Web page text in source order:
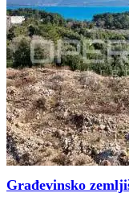
Građevinsko